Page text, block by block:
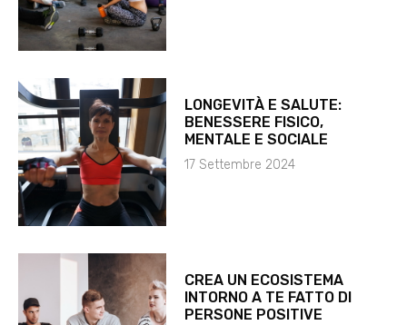
LONGEVITÀ E SALUTE:
BENESSERE FISICO,
MENTALE E SOCIALE
17 Settembre 2024
CREA UN ECOSISTEMA
INTORNO A TE FATTO DI
PERSONE POSITIVE